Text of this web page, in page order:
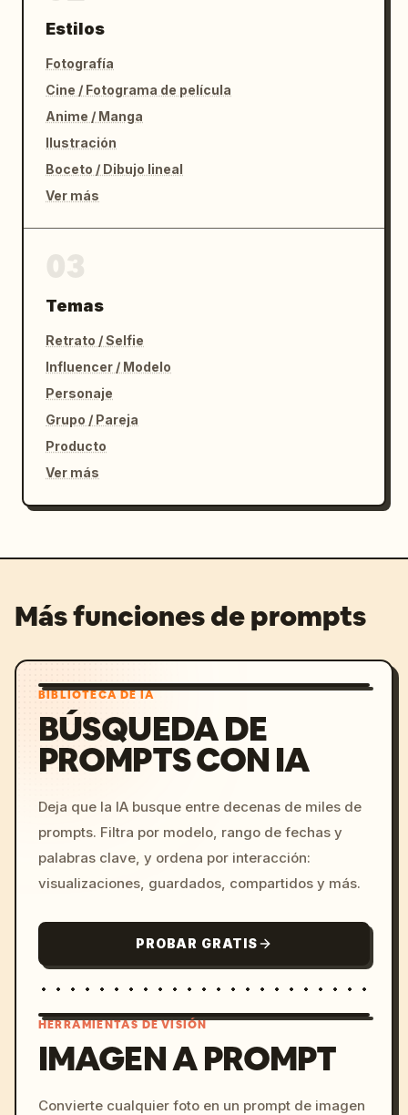
Estilos
Fotografía
Cine / Fotograma de película
Anime / Manga
Ilustración
Boceto / Dibujo lineal
Ver más
Temas
Retrato / Selfie
Influencer / Modelo
Personaje
Grupo / Pareja
Producto
Ver más
Más funciones de prompts
BIBLIOTECA DE IA
BÚSQUEDA DE
PROMPTS CON IA
Deja que la IA busque entre decenas de miles de
prompts. Filtra por modelo, rango de fechas y
palabras clave, y ordena por interacción:
visualizaciones, guardados, compartidos y más.
PROBAR GRATIS
c, cyberpunk sunset, neon
HERRAMIENTAS DE VISIÓN
IMAGEN A PROMPT
Convierte cualquier foto en un prompt de imagen